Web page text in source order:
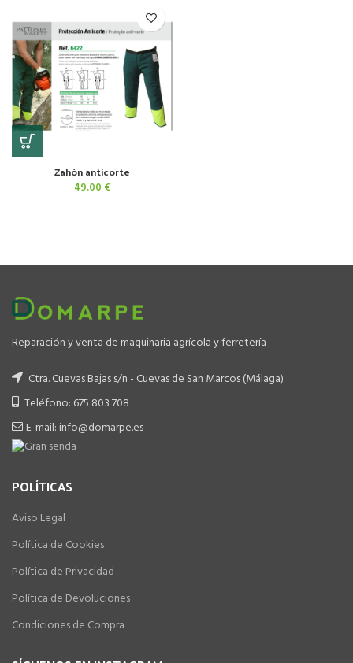
Zahón anticorte
49.00 €
Reparación y venta de maquinaria agrícola y ferretería
Ctra. Cuevas Bajas s/n - Cuevas de San Marcos (Málaga)
Teléfono: 675 803 708
E-mail: info@domarpe.es
POLÍTICAS
Aviso Legal
Política de Cookies
Política de Privacidad
Política de Devoluciones
Condiciones de Compra